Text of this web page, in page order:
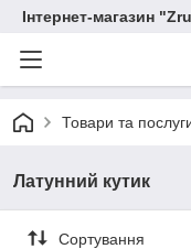
Інтернет-магазин
Товари та
Латунний кутик
Сортування